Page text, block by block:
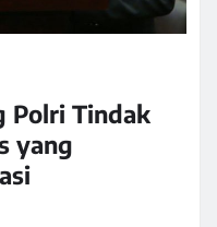
Polri Tindak
yang